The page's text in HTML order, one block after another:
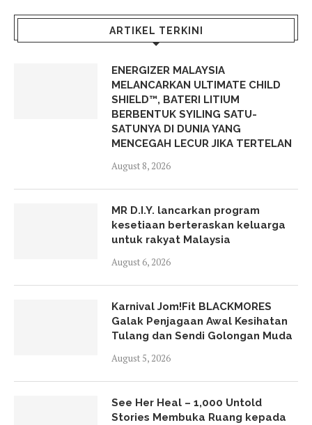
ARTIKEL TERKINI
ENERGIZER MALAYSIA
MELANCARKAN ULTIMATE CHILD
SHIELD™, BATERI LITIUM
BERBENTUK SYILING SATU-
SATUNYA DI DUNIA YANG
MENCEGAH LECUR JIKA TERTELAN
August 8, 2026
MR D.I.Y. lancarkan program
kesetiaan berteraskan keluarga
untuk rakyat Malaysia
August 6, 2026
Karnival Jom!Fit BLACKMORES
Galak Penjagaan Awal Kesihatan
Tulang dan Sendi Golongan Muda
August 5, 2026
See Her Heal – 1,000 Untold
Stories Membuka Ruang kepada